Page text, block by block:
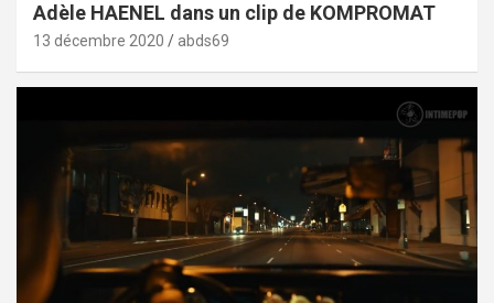
Adèle HAENEL dans un clip de KOMPROMAT
13 décembre 2020 abds69